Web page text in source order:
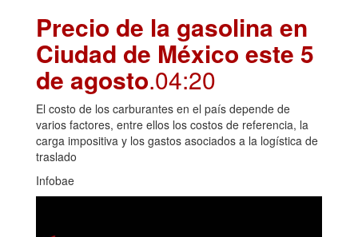
Precio de la gasolina en
Ciudad de México este 5
de agosto.04:20
El costo de los carburantes en el país depende de
varios factores, entre ellos los costos de referencia, la
carga impositiva y los gastos asociados a la logística de
traslado
Infobae